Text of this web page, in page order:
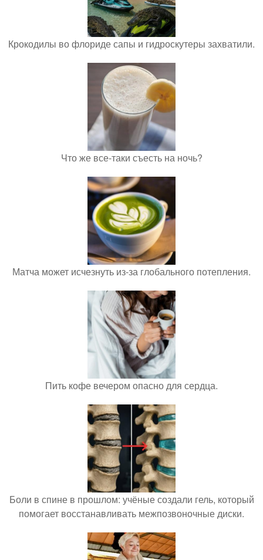
Крокодилы во флориде сапы и гидроскутеры захватили.
Что же все-таки съесть на ночь?
Матча может исчезнуть из-за глобального потепления.
Пить кофе вечером опасно для сердца.
Боли в спине в прошлом: учёные создали гель, который
помогает восстанавливать межпозвоночные диски.